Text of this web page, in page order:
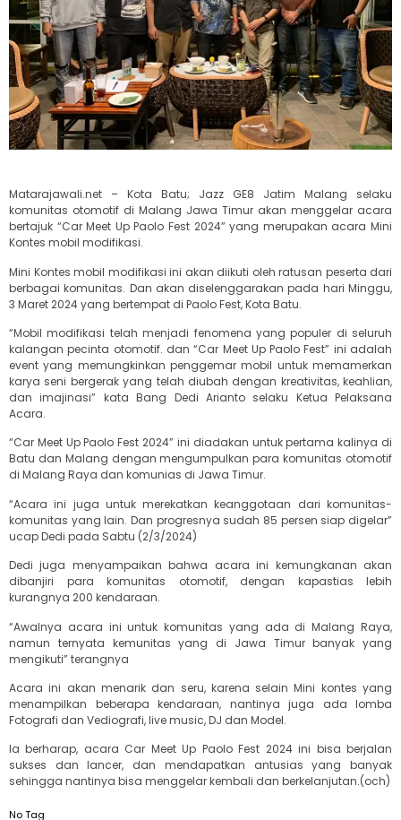
Matarajawali.net – Kota Batu; Jazz GE8 Jatim Malang selaku
komunitas otomotif di Malang Jawa Timur akan menggelar acara
bertajuk “Car Meet Up Paolo Fest 2024” yang merupakan acara Mini
Kontes mobil modifikasi.
Mini Kontes mobil modifikasi ini akan diikuti oleh ratusan peserta dari
berbagai komunitas. Dan akan diselenggarakan pada hari Minggu,
3 Maret 2024 yang bertempat di Paolo Fest, Kota Batu.
“Mobil modifikasi telah menjadi fenomena yang populer di seluruh
kalangan pecinta otomotif. dan “Car Meet Up Paolo Fest” ini adalah
event yang memungkinkan penggemar mobil untuk memamerkan
karya seni bergerak yang telah diubah dengan kreativitas, keahlian,
dan imajinasi” kata Bang Dedi Arianto selaku Ketua Pelaksana
Acara.
“Car Meet Up Paolo Fest 2024” ini diadakan untuk pertama kalinya di
Batu dan Malang dengan mengumpulkan para komunitas otomotif
di Malang Raya dan komunias di Jawa Timur.
“Acara ini juga untuk merekatkan keanggotaan dari komunitas-
komunitas yang lain. Dan progresnya sudah 85 persen siap digelar”
ucap Dedi pada Sabtu (2/3/2024)
Dedi juga menyampaikan bahwa acara ini kemungkanan akan
dibanjiri para komunitas otomotif, dengan kapastias lebih
kurangnya 200 kendaraan.
“Awalnya acara ini untuk komunitas yang ada di Malang Raya,
namun ternyata kemunitas yang di Jawa Timur banyak yang
mengikuti” terangnya
Acara ini akan menarik dan seru, karena selain Mini kontes yang
menampilkan beberapa kendaraan, nantinya juga ada lomba
Fotografi dan Vediografi, live music, DJ dan Model.
Ia berharap, acara Car Meet Up Paolo Fest 2024 ini bisa berjalan
sukses dan lancer, dan mendapatkan antusias yang banyak
sehingga nantinya bisa menggelar kembali dan berkelanjutan.(och)
No Tag